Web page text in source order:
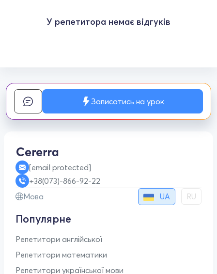
У репетитора немає відгуків
Записатись на урок
[email protected]
+38(073)-866-92-22
Мова
UA RU
Популярне
Репетитори англійської
Репетитори математики
Репетитори української мови